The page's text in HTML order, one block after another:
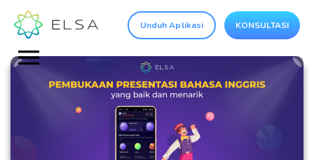
Unduh Aplikasi KONSULTASI